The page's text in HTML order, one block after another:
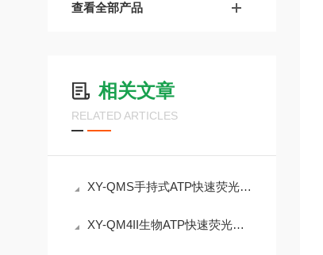
查看全部产品
相关文章
RELATED ARTICLES
XY-QMS手持式ATP快速荧光检测仪 洁净度检测仪介绍
XY-QM4II生物ATP快速荧光检测仪 检测范围0-9999 RLUs